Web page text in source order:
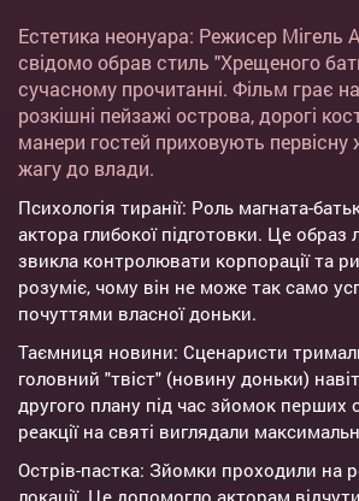
Естетика неонуара: Режисер Мігель
свідомо обрав стиль "Хрещеного
сучасному прочитанні. Фільм грає
розкішні пейзажі острова, дорогі
манери гостей приховують первісну
жагу до влади.
Психологія тиранії: Роль магната-
актора глибокої підготовки. Це
звикла контролювати корпорації та
розуміє, чому він не може так само
почуттями власної доньки.
Таємниця новини: Сценаристи
головний "твіст" (новину доньки)
другого плану під час зйомок перших
реакції на святі виглядали
Острів-пастка: Зйомки проходили на